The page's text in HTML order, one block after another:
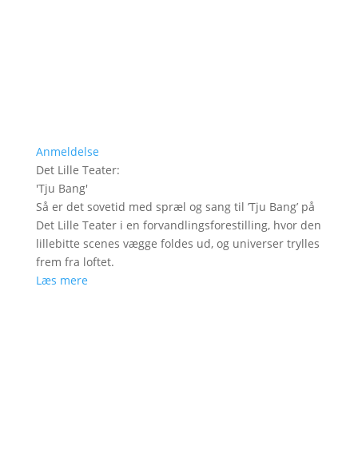
Anmeldelse
Det Lille Teater:
'Tju Bang'
Så er det sovetid med spræl og sang til ’Tju Bang’ på
Det Lille Teater i en forvandlingsforestilling, hvor den
lillebitte scenes vægge foldes ud, og universer trylles
frem fra loftet.
Læs mere